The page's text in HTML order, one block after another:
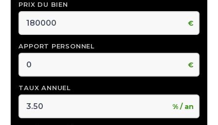
PRIX DU BIEN
€
APPORT PERSONNEL
€
TAUX ANNUEL
% / an